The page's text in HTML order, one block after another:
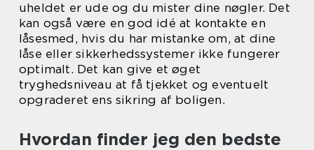
uheldet er ude og du mister dine nøgler. Det
kan også være en god idé at kontakte en
låsesmed, hvis du har mistanke om, at dine
låse eller sikkerhedssystemer ikke fungerer
optimalt. Det kan give et øget
tryghedsniveau at få tjekket og eventuelt
opgraderet ens sikring af boligen.
Hvordan finder jeg den bedste